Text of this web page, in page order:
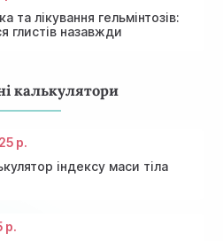
та лікування гельмінтозів:
глистів назавжди
калькулятори
р.
індексу маси тіла
р.